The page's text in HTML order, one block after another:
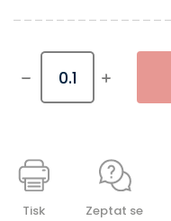
Tisk Zeptat se